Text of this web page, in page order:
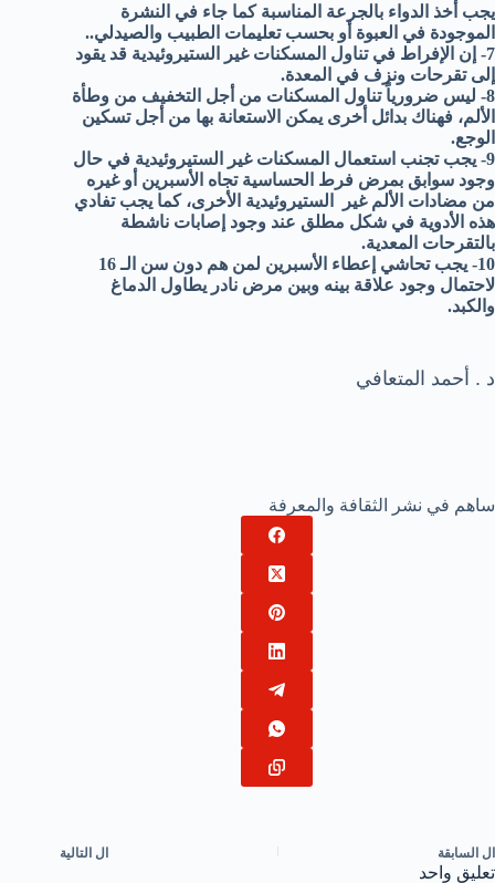
يجب أخذ الدواء بالجرعة المناسبة كما جاء في النشرة
الموجودة في العبوة أو بحسب تعليمات الطبيب والصيدلي..
7- إن الإفراط في تناول المسكنات غير الستيروئيدية قد يقود
إلى تقرحات ونزف في المعدة.
8- ليس ضرورياً تناول المسكنات من أجل التخفيف من وطأة
الألم، فهناك بدائل أخرى يمكن الاستعانة بها من أجل تسكين
الوجع.
9- يجب تجنب استعمال المسكنات غير الستيروئيدية في حال
وجود سوابق بمرض فرط الحساسية تجاه الأسبرين أو غيره
من مضادات الألم غير الستيروئيدية الأخرى، كما يجب تفادي
هذه الأدوية في شكل مطلق عند وجود إصابات ناشطة
بالتقرحات المعدية.
10- يجب تحاشي إعطاء الأسبرين لمن هم دون سن الـ 16
لاحتمال وجود علاقة بينه وبين مرض نادر يطاول الدماغ
والكبد.
د . أحمد المتعافي
ساهم في نشر الثقافة والمعرفة
ال السابقة ال التالية
تعليق واحد